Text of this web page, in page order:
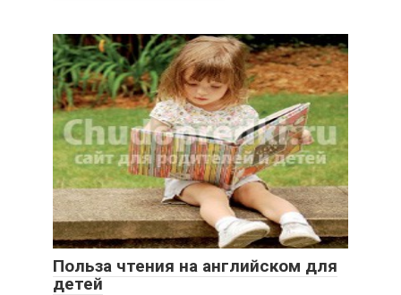
Польза чтения на английском для
детей